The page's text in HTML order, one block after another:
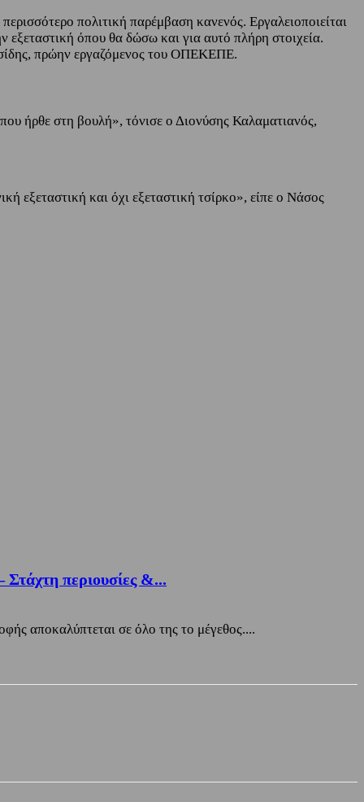
πολιτική παρέμβαση κανενός. Εργαλειοποιείται
όπου θα δώσω και για αυτό πλήρη στοιχεία.
πρώην εργαζόμενος του ΟΠΕΚΕΠΕ.
ήρθε στη βουλή», τόνισε ο Διονύσης Καλαματιανός,
εξεταστική και όχι εξεταστική τσίρκο», είπε ο Νάσος
Στάχτη περιουσίες &...
αποκαλύπτεται σε όλο της το μέγεθος....